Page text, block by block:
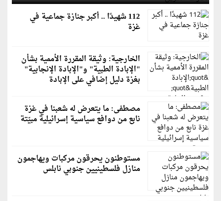
112 شهيدًا .. أكبر جنازة جماعية في
غزة
الخارجية: وثيقة المقررة الأممية بشأن
"الإبادة الطبية" و"الإبادة الإنجابية"
بغزة دليل إضافي على الإبادة
مصطفى: ما يتعرض له شعبنا في غزة
نابع من دوافع سياسية إسرائيلية مبيّتة
مستوطنون يحرقون مركبات ويهاجمون
منازل فلسطينيين جنوبي نابلس